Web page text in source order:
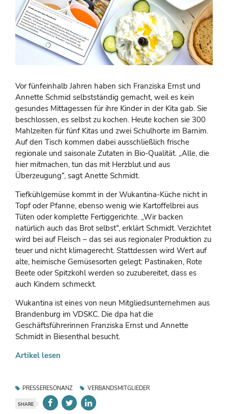
Vor fünfeinhalb Jahren haben sich Franziska Ernst und
Annette Schmid selbstständig gemacht, weil es kein
gesundes Mittagessen für ihre Kinder in der Kita gab. Sie
beschlossen, es selbst zu kochen. Heute kochen sie 300
Mahlzeiten für fünf Kitas und zwei Schulhorte im Barnim.
Auf den Tisch kommen dabei ausschließlich frische
regionale und saisonale Zutaten in Bio-Qualität. „Alle, die
hier mitmachen, tun das mit Herzblut und aus
Überzeugung“, sagt Anette Schmidt.
Tiefkühlgemüse kommt in der Wukantina-Küche nicht in
Topf oder Pfanne, ebenso wenig wie Kartoffelbrei aus
Tüten oder komplette Fertiggerichte. „Wir backen
natürlich auch das Brot selbst“, erklärt Schmidt. Verzichtet
wird bei auf Fleisch – das sei aus regionaler Produktion zu
teuer und nicht klimagerecht. Stattdessen wird Wert auf
alte, heimische Gemüsesorten gelegt: Pastinaken, Rote
Beete oder Spitzkohl werden so zuzubereitet, dass es
auch Kindern schmeckt.
Wukantina ist eines von neun Mitgliedsunternehmen aus
Brandenburg im VDSKC. Die dpa hat die
Geschäftsführerinnen Franziska Ernst und Annette
Schmidt in Biesenthal besucht.
Artikel lesen
PRESSERESONANZ VERBANDSMITGLIEDER
SHARE